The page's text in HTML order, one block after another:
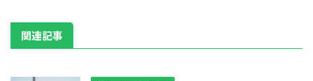
関連記事